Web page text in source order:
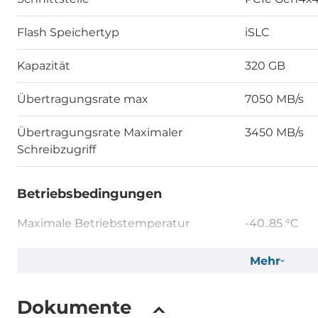
Flash Speichertyp iSLC
Kapazität 320 GB
Übertragungsrate max 7050 MB/s
Übertragungsrate Maximaler
Schreibzugriff
3450 MB/s
Betriebsbedingungen
Maximale Betriebstemperatur -40..85 °C
10-90%
Mehr
Dokumente